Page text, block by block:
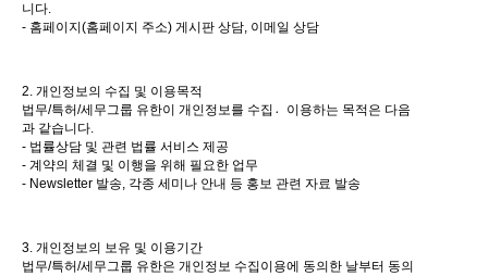
니다.
- 홈페이지(홈페이지 주소) 게시판 상담, 이메일 상담
2. 개인정보의 수집 및 이용목적
법무/특허/세무그룹 유한이 개인정보를 수집이〮용하는 목적은 다음
과 같습니다.
- 법률상담 및 관련 법률 서비스 제공
- 계약의 체결 및 이행을 위해 필요한 업무
- Newsletter 발송, 각종 세미나 안내 등 홍보 관련 자료 발송
3. 개인정보의 보유 및 이용기간
법무/특허/세무그룹 유한은 개인정보 수집이용에 동의한 날부터 동의